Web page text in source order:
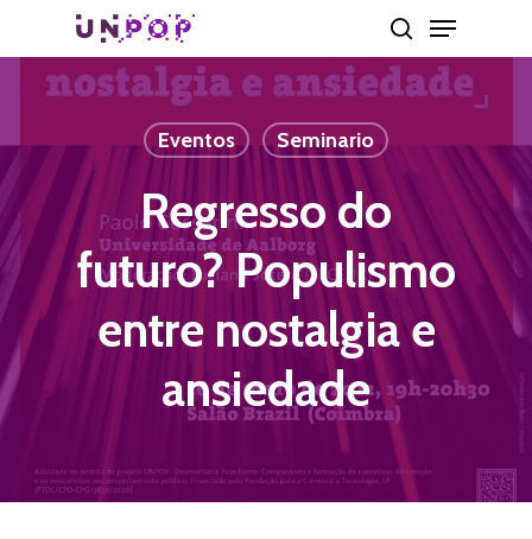
to
main
search
Menu
Eventos Seminario
Regresso do
futuro? Populismo
entre nostalgia e
ansiedade